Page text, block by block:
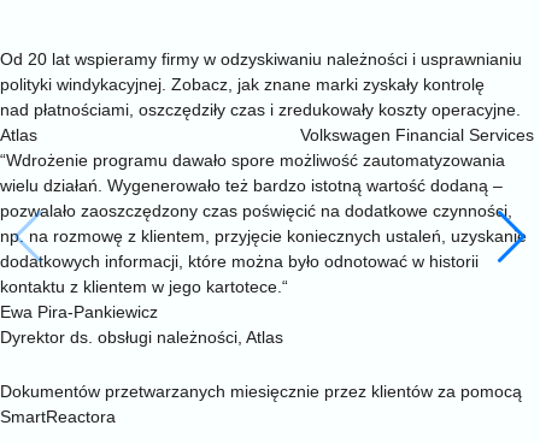
Od 20 lat wspieramy firmy w odzyskiwaniu należności i usprawnianiu
polityki windykacyjnej. Zobacz, jak znane marki zyskały kontrolę
nad płatnościami, oszczędziły czas i zredukowały koszty operacyjne.
Atlas
Volkswagen Financial Services
“Wdrożenie programu dawało spore możliwość zautomatyzowania
wielu działań. Wygenerowało też bardzo istotną wartość dodaną –
pozwalało zaoszczędzony czas poświęcić na dodatkowe czynności,
np. na rozmowę z klientem, przyjęcie koniecznych ustaleń, uzyskanie
dodatkowych informacji, które można było odnotować w historii
kontaktu z klientem w jego kartotece.“
Ewa Pira-Pankiewicz
Dyrektor ds. obsługi należności, Atlas
Dokumentów przetwarzanych miesięcznie przez klientów za pomocą
SmartReactora